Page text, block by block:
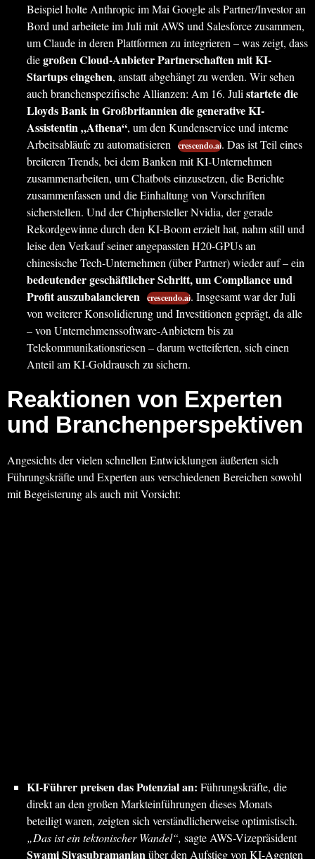
Beispiel holte Anthropic im Mai Google als Partner/Investor an
Bord und arbeitete im Juli mit AWS und Salesforce zusammen,
um Claude in deren Plattformen zu integrieren – was zeigt, dass
diegroßen Cloud-Anbieter Partnerschaften mit KI-
Startups eingehen, anstatt abgehängt zu werden. Wir sehen
auch branchenspezifische Allianzen: Am 16. Juli startete die
Lloyds Bank in Großbritannien die generative KI-
Assistentin „Athena“, um den Kundenservice und interne
Arbeitsabläufe zu automatisieren
crescendo.ai. Das ist Teil eines
breiteren Trends, bei dem Banken mit KI-Unternehmen
zusammenarbeiten, um Chatbots einzusetzen, die Berichte
zusammenfassen und die Einhaltung von Vorschriften
sicherstellen. Und der Chiphersteller Nvidia, der gerade
Rekordgewinne durch den KI-Boom erzielt hat, nahm still und
leise den Verkauf seiner angepassten H20-GPUs an
chinesische Tech-Unternehmen (über Partner) wieder auf – ein
bedeutender geschäftlicher Schritt, um Compliance und
Profit auszubalancieren crescendo.ai. Insgesamt war der Juli
von weiterer Konsolidierung und Investitionen geprägt, da alle
– von Unternehmenssoftware-Anbietern bis zu
Telekommunikationsriesen – darum wetteiferten, sich einen
Anteil am KI-Goldrausch zu sichern.
Reaktionen von Experten
und Branchenperspektiven
Angesichts der vielen schnellen Entwicklungen äußerten sich
Führungskräfte und Experten aus verschiedenen Bereichen sowohl
mit Begeisterung als auch mit Vorsicht:
KI-Führer preisen das Potenzial an: Führungskräfte, die
direkt an den großen Markteinführungen dieses Monats
beteiligt waren, zeigten sich verständlicherweise optimistisch.
„Das ist ein tektonischer Wandel“, sagte AWS-Vizepräsident
Swami Sivasubramanianüber den Aufstieg von KI-Agenten